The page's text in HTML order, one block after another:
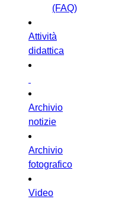
(FAQ)
Attività
didattica
Archivio
notizie
Archivio
fotografico
Video